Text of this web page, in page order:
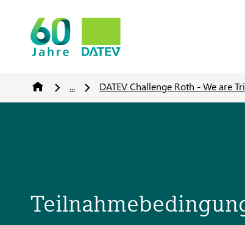
... DATEV Challenge Roth - We are